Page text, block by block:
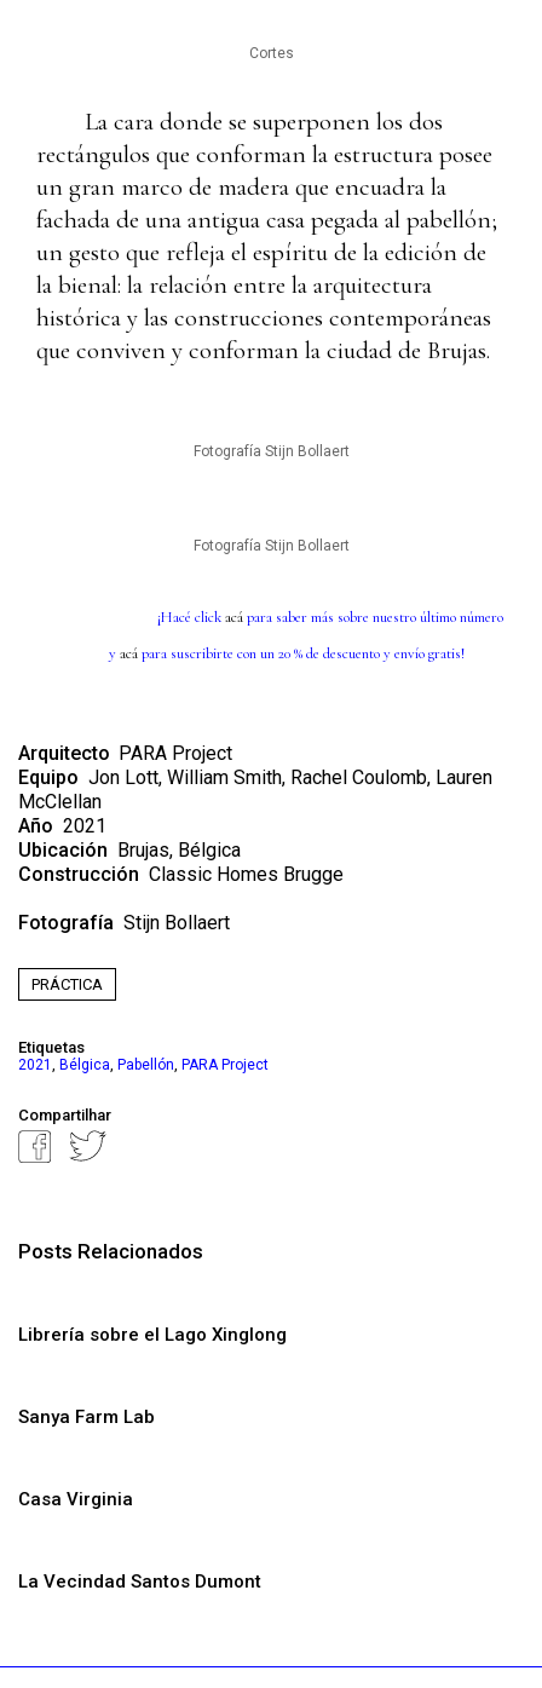
Cortes
La cara donde se superponen los dos
rectángulos que conforman la estructura posee
un gran marco de madera que encuadra la
fachada de una antigua casa pegada al pabellón;
un gesto que refleja el espíritu de la edición de
la bienal: la relación entre la arquitectura
histórica y las construcciones contemporáneas
que conviven y conforman la ciudad de Brujas.
Fotografía Stijn Bollaert
Fotografía Stijn Bollaert
¡Hacé clickacápara saber más sobre nuestro último número
yacápara suscribirte con un 20 % de descuento y envío gratis!
Arquitecto PARA Project
Equipo Jon Lott, William Smith, Rachel Coulomb, Lauren
McClellan
Año 2021
Ubicación
Brujas, Bélgica
Construcción Classic Homes Brugge
Fotografía Stijn Bollaert
PRÁCTICA
Etiquetas
2021 , Bélgica, Pabellón, PARA Project
Compartilhar
Posts Relacionados
Librería sobre el Lago Xinglong
Sanya Farm Lab
Casa Virginia
La Vecindad Santos Dumont